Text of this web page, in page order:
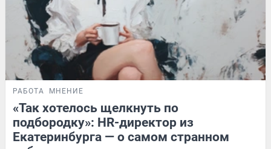
РАБОТА МНЕНИЕ
«Так хотелось щелкнуть по
подбородку»: HR-директор из
Екатеринбурга — о самом странном